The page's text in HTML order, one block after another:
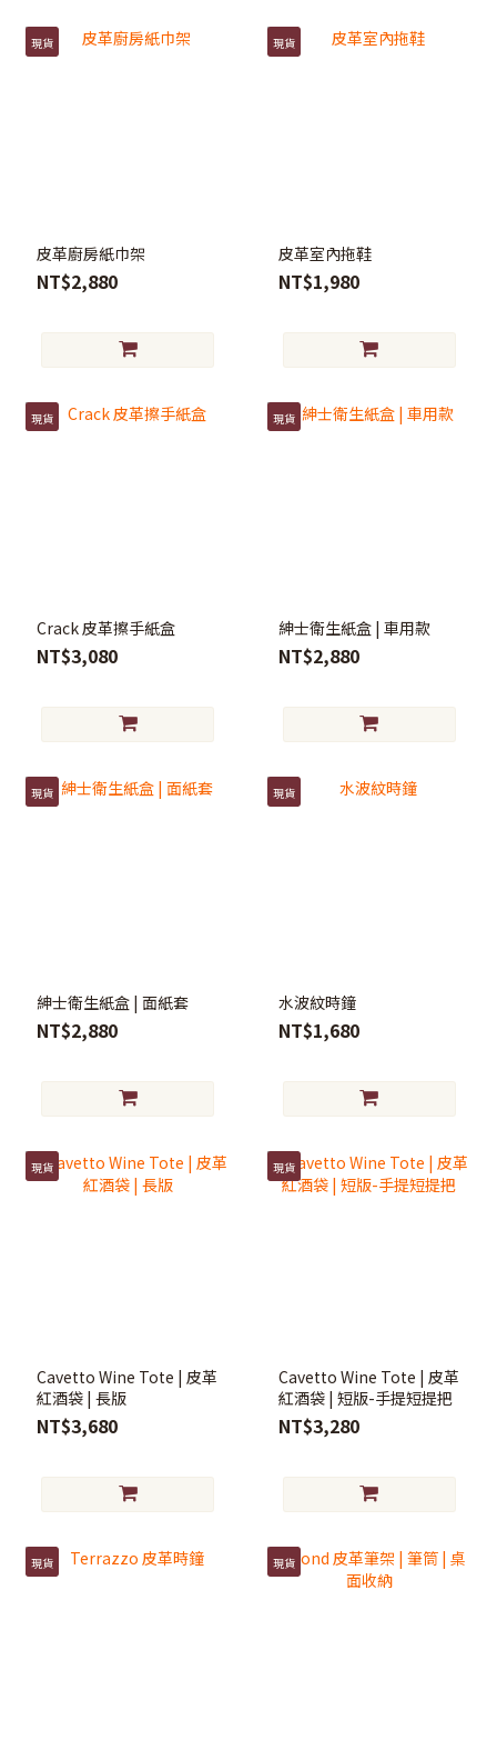
現貨
皮革廚房紙巾架
NT$2,880
現貨
皮革室內拖鞋
NT$1,980
現貨
Crack 皮革擦手紙盒
NT$3,080
現貨
紳士衛生紙盒 | 車用款
NT$2,880
現貨
紳士衛生紙盒 | 面紙套
NT$2,880
現貨
水波紋時鐘
NT$1,680
現貨
Cavetto Wine Tote | 皮革
紅酒袋 | 長版
NT$3,680
現貨
Cavetto Wine Tote | 皮革
紅酒袋 | 短版-手提短提把
NT$3,280
現貨 現貨